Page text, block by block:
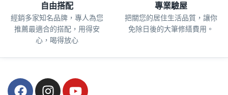
自由搭配
經銷多家知名品牌，專人為您
推薦最適合的搭配，用得安
心，喝得放心
專業驗屋
把關您的居住生活品質， 讓你
免除日後的大筆修繕費用。